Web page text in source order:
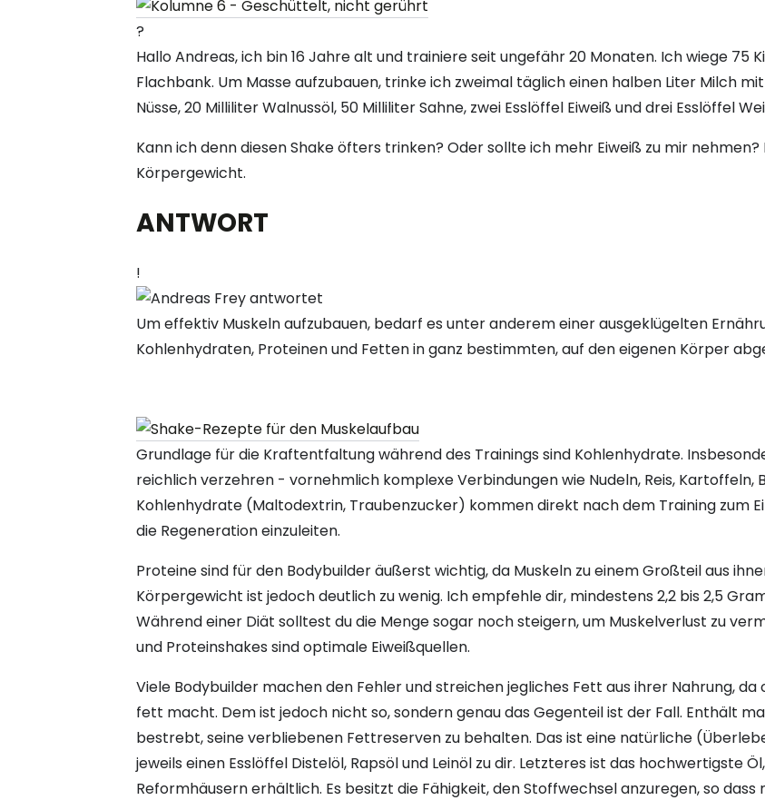
?
Hallo Andreas, ich bin 16 Jahre alt und trainiere seit ungefähr 20 Monaten. Ich wiege 75
Flachbank. Um Masse aufzubauen, trinke ich zweimal täglich einen halben Liter Milch
Nüsse, 20 Milliliter Walnussöl, 50 Milliliter Sahne, zwei Esslöffel Eiweiß und drei Esslöffel
Kann ich denn diesen Shake öfters trinken? Oder sollte ich mehr Eiweiß zu mir
Körpergewicht.
ANTWORT
!
Um effektiv Muskeln aufzubauen, bedarf es unter anderem einer ausgeklügelten
Kohlenhydraten, Proteinen und Fetten in ganz bestimmten, auf den eigenen Körper
Grundlage für die Kraftentfaltung während des Trainings sind Kohlenhydrate.
reichlich verzehren - vornehmlich komplexe Verbindungen wie Nudeln, Reis,
Kohlenhydrate (Maltodextrin, Traubenzucker) kommen direkt nach dem Training zum
die Regeneration einzuleiten.
Proteine sind für den Bodybuilder äußerst wichtig, da Muskeln zu einem Großteil aus
Körpergewicht ist jedoch deutlich zu wenig. Ich empfehle dir, mindestens 2,2 bis 2,5
Während einer Diät solltest du die Menge sogar noch steigern, um Muskelverlust zu
und Proteinshakes sind optimale Eiweißquellen.
Viele Bodybuilder machen den Fehler und streichen jegliches Fett aus ihrer Nahrung,
fett macht. Dem ist jedoch nicht so, sondern genau das Gegenteil ist der Fall. Enthält
bestrebt, seine verbliebenen Fettreserven zu behalten. Das ist eine natürliche
jeweils einen Esslöffel Distelöl, Rapsöl und Leinöl zu dir. Letzteres ist das hochwertigste
Reformhäusern erhältlich. Es besitzt die Fähigkeit, den Stoffwechsel anzuregen, so